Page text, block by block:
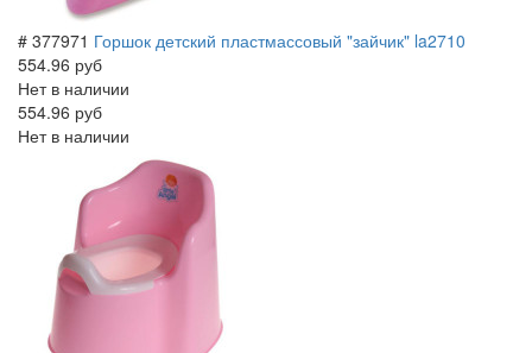
# 377971 Горшок детский пластмассовый "зайчик" la2710
554.96 руб
Нет в наличии
554.96 руб
Нет в наличии